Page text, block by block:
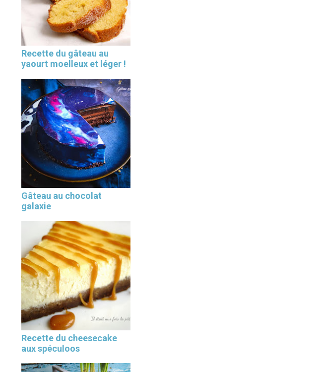
Recette du gâteau au
yaourt moelleux et léger !
Gâteau au chocolat
galaxie
Recette du cheesecake
aux spéculoos